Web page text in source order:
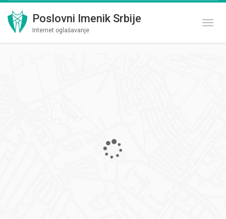
Poslovni Imenik Srbije
Internet oglašavanje